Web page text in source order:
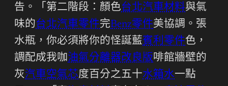
告。「第二階段：顏色台北汽車材料與氣
味的台北汽車零件完Benz零件美協調。張
水瓶，你必須將你的怪誕藍賓利零件色，
調配成我咖油氣分離器改良版啡館牆壁的
灰汽車空氣芯度百分之五十水箱水一點